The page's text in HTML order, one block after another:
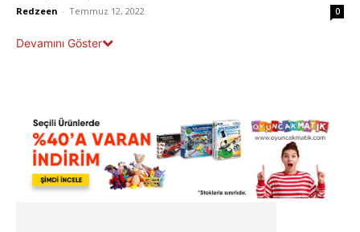
Redzeen - Temmuz 12, 2022 0
Devamını Göster